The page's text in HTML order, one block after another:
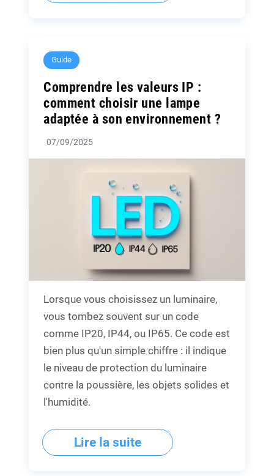
Guide
Comprendre les valeurs IP :
comment choisir une lampe
adaptée à son environnement ?
07/09/2025
Lorsque vous choisissez un luminaire,
vous tombez souvent sur un code
comme IP20, IP44, ou IP65. Ce code est
bien plus qu'un simple chiffre : il indique
le niveau de protection du luminaire
contre la poussière, les objets solides et
l'humidité.
Lire la suite